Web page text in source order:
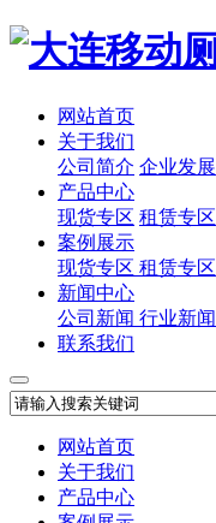
网站首页
关于我们
公司简介 企业发展
产品中心
现货专区 租赁专区
案例展示
现货专区 租赁专区
新闻中心
公司新闻 行业新闻
联系我们
网站首页
关于我们
产品中心